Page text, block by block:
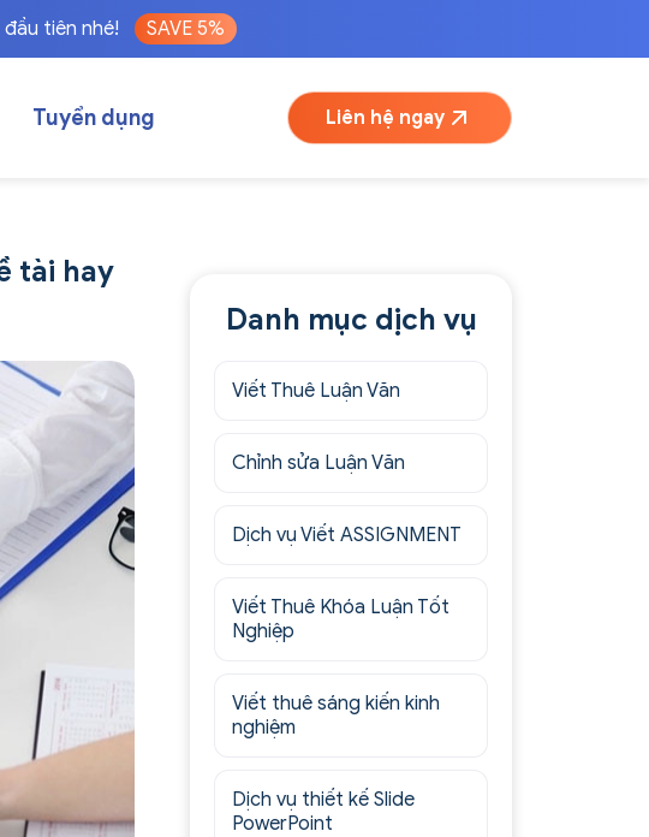
đầu tiên nhé! SAVE 5%
Tuyển dụng Liên hệ ngay
tài hay
Danh mục dịch vụ
Viết Thuê Luận Văn
Chỉnh sửa Luận Văn
Dịch vụ Viết ASSIGNMENT
Viết Thuê Khóa Luận Tốt
Nghiệp
Viết thuê sáng kiến kinh
nghiệm
Dịch vụ thiết kế Slide
PowerPoint